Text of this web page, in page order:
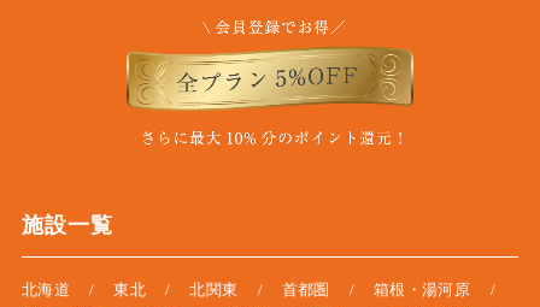
施設一覧
北海道 東北 北関東 首都圏
箱根・湯河原